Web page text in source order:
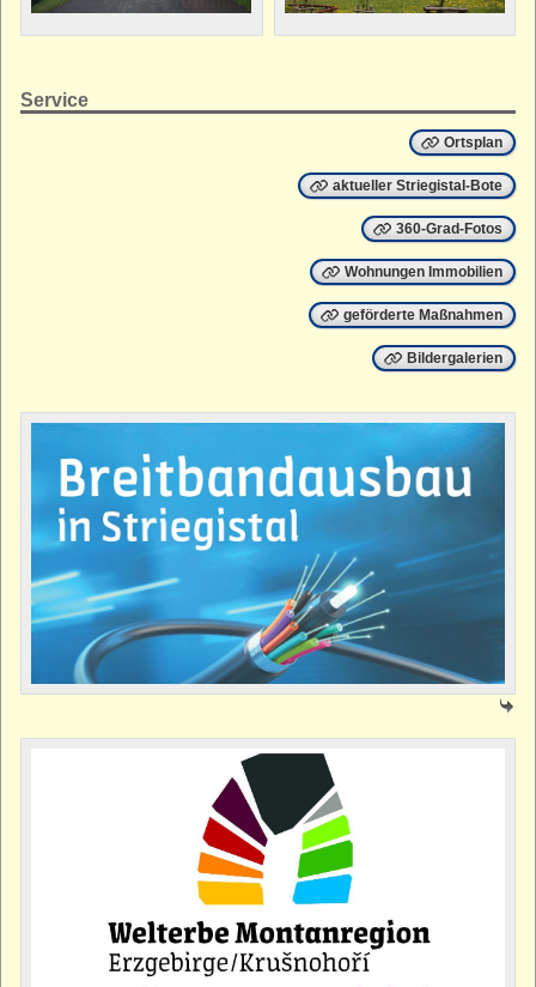
Service
Ortsplan
aktueller Striegistal-Bote
360-Grad-Fotos
Wohnungen Immobilien
geförderte Maßnahmen
Bildergalerien